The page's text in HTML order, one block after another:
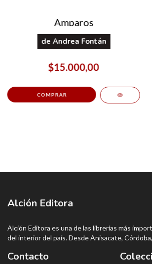
Amparos
deAndrea Fontán
$15.000,00
Alción Editora
Alción Editora es una de las librerías más
del interior del país. Desde Anisacate,
Contacto